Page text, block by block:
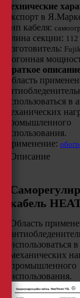
Технические
Экспорт в
Тип кабеля:
Длина секции: 112
Изготовитель:
Погонная
Краткое
Область
использоваться
механических
промышленного
использования.
Применение:
Описание
кабель
Область
использоваться
механических
промышленного
использования.